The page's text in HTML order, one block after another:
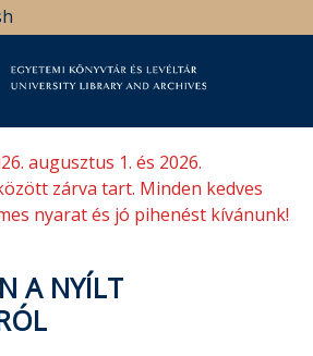
augusztus 1. és 2026.
zárva tart. Minden kedves
nyarat és jó pihenést kívánunk!
A NYÍLT